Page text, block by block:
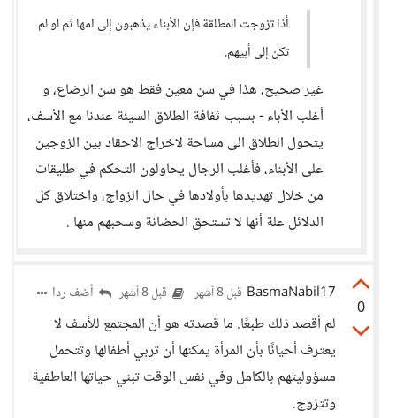
أذا تزوجت المطلقة فإن الأبناء يذهبون إلى امها ثم لو لم
تكن إلى أبيهم.
غير صحيح، هذا في سن معين فقط هو سن الرضاع، و
أغلب الأباء - بسبب ثفافة الطلاق السيئة عندنا مع الأسف،
يتحول الطلاق الى مساحة لاخراج الاحقاد بين الزوجين
على الأبناء، فأغلب الرجال يحاولون التحكم في طليقات
من خلال تهديدها بأولادها في حال الزواج، واختلاق كل
الدلائل علة أنها لا تستحق الحضانة وسحبهم منها .
0
BasmaNabil17 قبل 8 أشهر قبل 8 أشهر أضف ردا
لم أقصد ذلك طبعًا. ما قصدته هو أن المجتمع للأسف لا
يعترف أحيانًا بأن المرأة يمكنها أن تربي أطفالها وتتحمل
مسؤوليتهم بالكامل وفي نفس الوقت تبني حياتها العاطفية
وتتزوج.